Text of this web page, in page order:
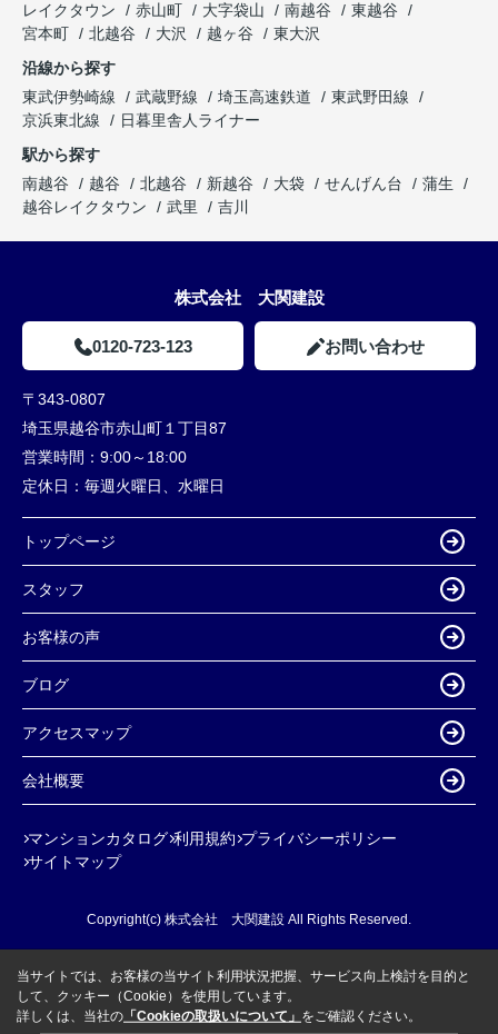
レイクタウン
赤山町 大字袋山 南越谷
東越谷
宮本町
北越谷 大沢 越ヶ谷
東大沢
沿線から探す
東武伊勢崎線
武蔵野線 埼玉高速鉄道
東武野田線
京浜東北線
日暮里舎人ライナー
駅から探す
南越谷
越谷 北越谷 新越谷 大袋 せんげん台
蒲生
越谷レイクタウン
武里 吉川
株式会社 大関建設
0120-723-123 お問い合わせ
〒343-0807
埼玉県越谷市赤山町１丁目87
営業時間： 9:00～18:00
定休日： 毎週火曜日、水曜日
トップページ
スタッフ
お客様の声
ブログ
アクセスマップ
会社概要
マンションカタログ 利用規約 プライバシーポリシー
サイトマップ
Copyright(c) 株式会社 大関建設 All Rights Reserved.
当サイトでは、お客様の当サイト利用状況把握、サービス向上検討を目的と
して、クッキー（Cookie）を使用しています。
詳しくは、当社の 「Cookieの取扱いについて」 をご確認ください。